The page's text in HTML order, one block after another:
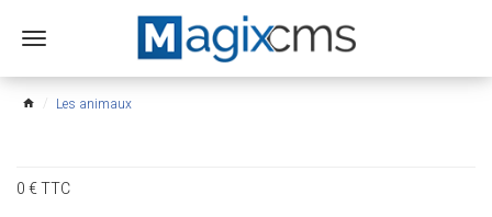
Ouvrir
menu
home Les animaux
0€TTC